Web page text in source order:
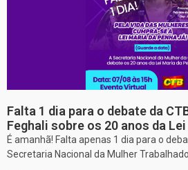
Falta 1 dia para o debate da
Feghali sobre os 20 anos da
É amanhã! Falta apenas 1 dia para o
Secretaria Nacional da Mulher